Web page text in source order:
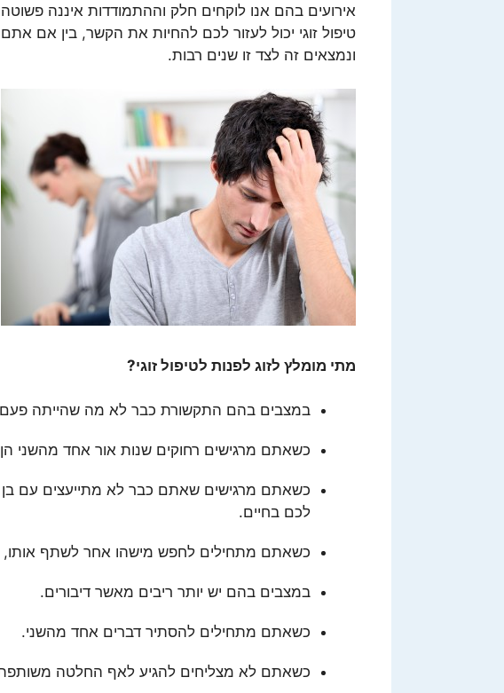
אירועים בהם אנו לוקחים חלק וההתמודדות איננה
טיפול זוגי יכול לעזור לכם להחיות את הקשר, בין אם
ונמצאים זה לצד זו שנים רבות.
מתי מומלץ לזוג לפנות לטיפול זוגי?
במצבים בהם התקשורת כבר לא מה שהייתה
כשאתם מרגישים רחוקים שנות אור אחד מהשני הן
כשאתם מרגישים שאתם כבר לא מתייעצים עם
לכם בחיים.
כשאתם מתחילים לחפש מישהו אחר לשתף אותו,
במצבים בהם יש יותר ריבים מאשר דיבורים.
כשאתם מתחילים להסתיר דברים אחד מהשני.
כשאתם לא מצליחים להגיע לאף החלטה משותפת